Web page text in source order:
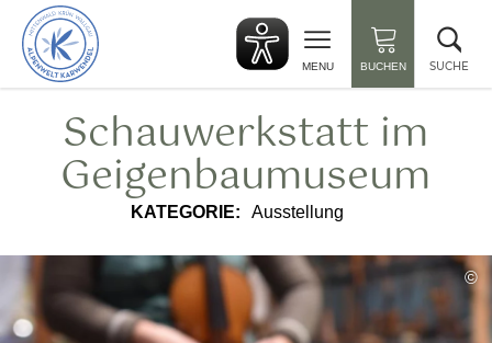
zurück
zur
Startseite
MENU BUCHEN SUCHE
Schauwerkstatt im
Geigenbaumuseum
KATEGORIE: Ausstellung
©